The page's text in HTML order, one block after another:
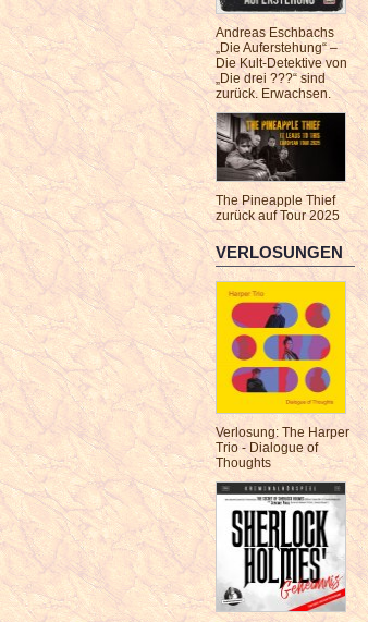
Andreas Eschbachs
„Die Auferstehung“ –
Die Kult-Detektive von
„Die drei ???“ sind
zurück. Erwachsen.
The Pineapple Thief
zurück auf Tour 2025
VERLOSUNGEN
Verlosung: The Harper
Trio - Dialogue of
Thoughts